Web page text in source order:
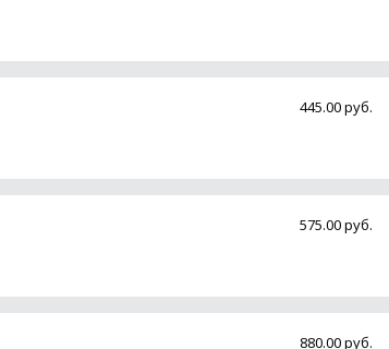
445.00 руб.
575.00 руб.
880.00 руб.